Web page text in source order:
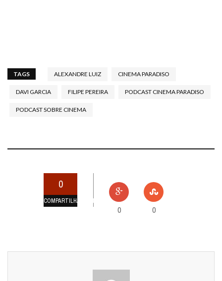
TAGS ALEXANDRE LUIZ CINEMA PARADISO
DAVI GARCIA FILIPE PEREIRA PODCAST CINEMA PARADISO
PODCAST SOBRE CINEMA
0
COMPARTILHAMENTOS
0 0